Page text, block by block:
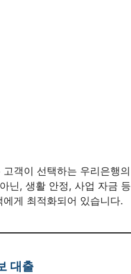
객이 선택하는 우리은행의
닌, 생활 안정, 사업 자금 등
게 최적화되어 있습니다.
대출